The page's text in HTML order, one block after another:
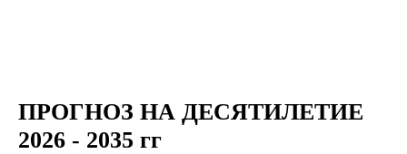
ПРОГНОЗ НА ДЕСЯТИЛЕТИЕ
2026 - 2035 гг